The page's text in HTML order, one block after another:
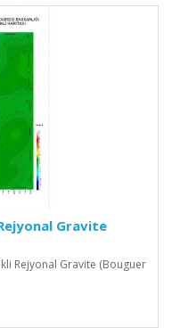
Gravite
Rejyonal Gravite (Bouguer